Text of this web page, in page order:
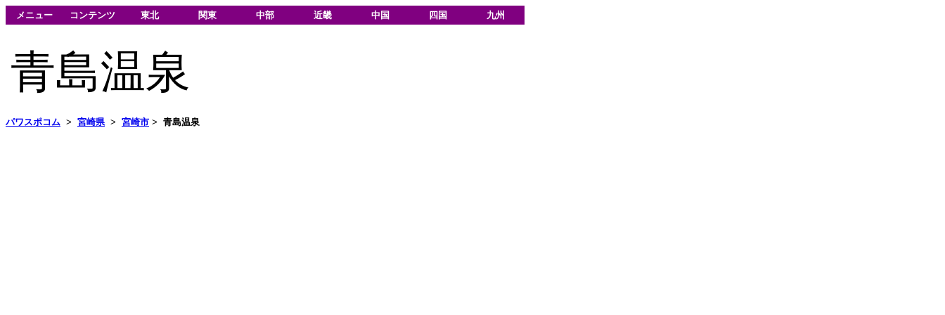
メニュー コンテンツ 東北 関東 中部 近畿 中国 四国 九州
青島温泉
パワスポコム > 宮崎県> 宮崎市 > 青島温泉